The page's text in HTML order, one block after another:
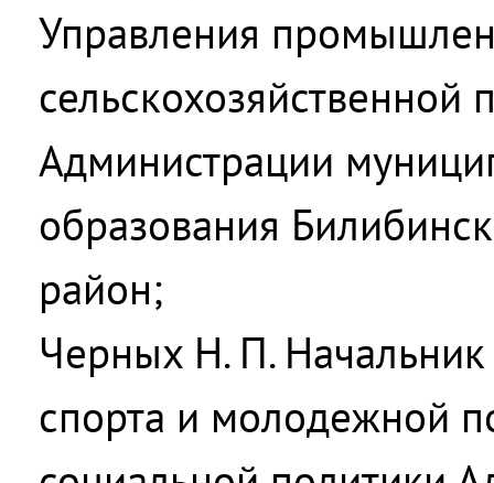
Управления
сельскохозяйственной
Администрации
образования
район;
Черных Н. П. Начальник
спорта и молодежной